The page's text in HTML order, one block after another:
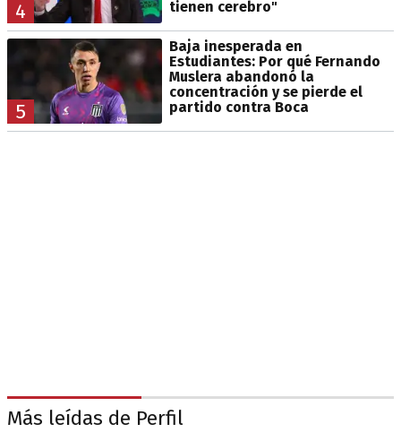
4 tienen cerebro"
5
Baja inesperada en
Estudiantes: Por qué Fernando
Muslera abandonó la
concentración y se pierde el
partido contra Boca
Más leídas de Perfil